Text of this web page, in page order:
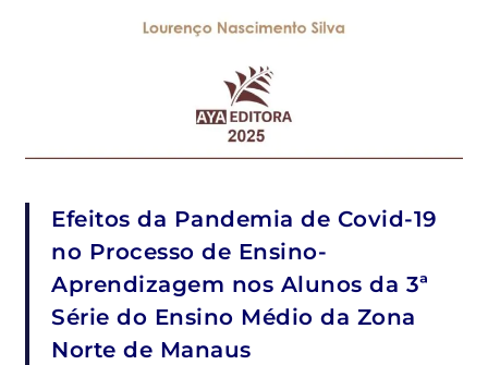
Efeitos da Pandemia de Covid-19
no Processo de Ensino-
Aprendizagem nos Alunos da 3ª
Série do Ensino Médio da Zona
Norte de Manaus